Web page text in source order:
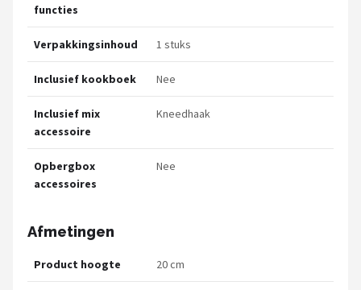
functies
Verpakkingsinhoud 1 stuks
Inclusief kookboek Nee
Inclusief mix
accessoire
Kneedhaak
Opbergbox
accessoires
Nee
Afmetingen
Product hoogte 20 cm